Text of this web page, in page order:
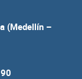
(Medellín –